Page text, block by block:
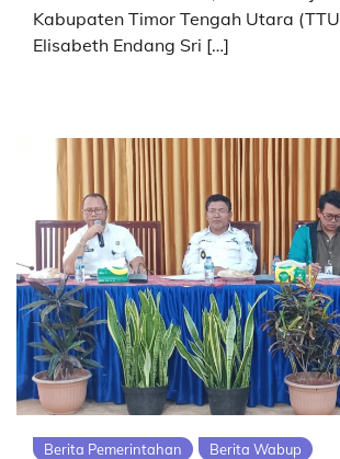
Kabupaten Timor Tengah Utara
Elisabeth Endang Sri […]
Berita Pemerintahan
Berita Wabup